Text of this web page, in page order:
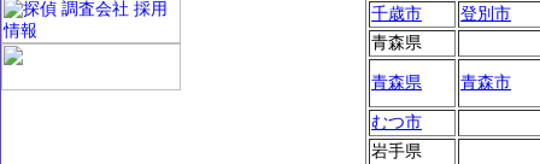
千歳市
登別市
青森県
青森県 青森市
むつ市
岩手県